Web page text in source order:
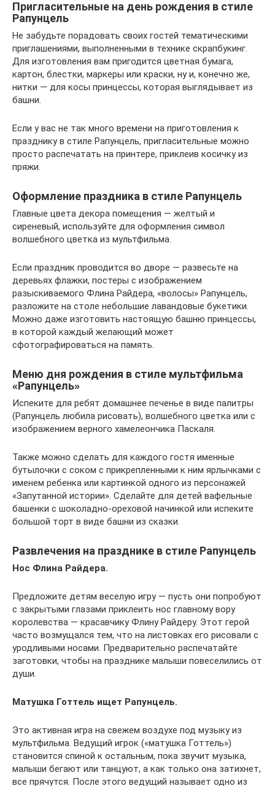
Пригласительные на день рождения в стиле
Рапунцель
Не забудьте порадовать своих гостей тематическими
приглашениями, выполненными в технике скрапбукинг.
Для изготовления вам пригодится цветная бумага,
картон, блестки, маркеры или краски, ну и, конечно же,
нитки — для косы принцессы, которая выглядывает из
башни.
Если у вас не так много времени на приготовления к
празднику в стиле Рапунцель, пригласительные можно
просто распечатать на принтере, приклеив косичку из
пряжи.
Оформление праздника в стиле Рапунцель
Главные цвета декора помещения — желтый и
сиреневый, используйте для оформления символ
волшебного цветка из мультфильма.
Если праздник проводится во дворе — развесьте на
деревьях флажки, постеры с изображением
разыскиваемого Флина Райдера, «волосы» Рапунцель,
разложите на столе небольшие лавандовые букетики.
Можно даже изготовить настоящую башню принцессы,
в которой каждый желающий может
сфотографироваться на память.
Меню дня рождения в стиле мультфильма
«Рапунцель»
Испеките для ребят домашнее печенье в виде палитры
(Рапунцель любила рисовать), волшебного цветка или с
изображением верного хамелеончика Паскаля.
Также можно сделать для каждого гостя именные
бутылочки с соком с прикрепленными к ним ярлычками с
именем ребенка или картинкой одного из персонажей
«Запутанной истории». Сделайте для детей вафельные
башенки с шоколадно-ореховой начинкой или испеките
большой торт в виде башни из сказки.
Развлечения на празднике в стиле Рапунцель
Нос Флина Райдера.
Предложите детям веселую игру — пусть они попробуют
с закрытыми глазами приклеить нос главному вору
королевства — красавчику Флину Райдеру. Этот герой
часто возмущался тем, что на листовках его рисовали с
уродливыми носами. Предварительно распечатайте
заготовки, чтобы на празднике малыши повеселились от
души.
Матушка Готтель ищет Рапунцель.
Это активная игра на свежем воздухе под музыку из
мультфильма. Ведущий игрок («матушка Готтель»)
становится спиной к остальным, пока звучит музыка,
малыши бегают или танцуют, а как только она затихнет,
все прячутся. После этого ведущий называет одно из